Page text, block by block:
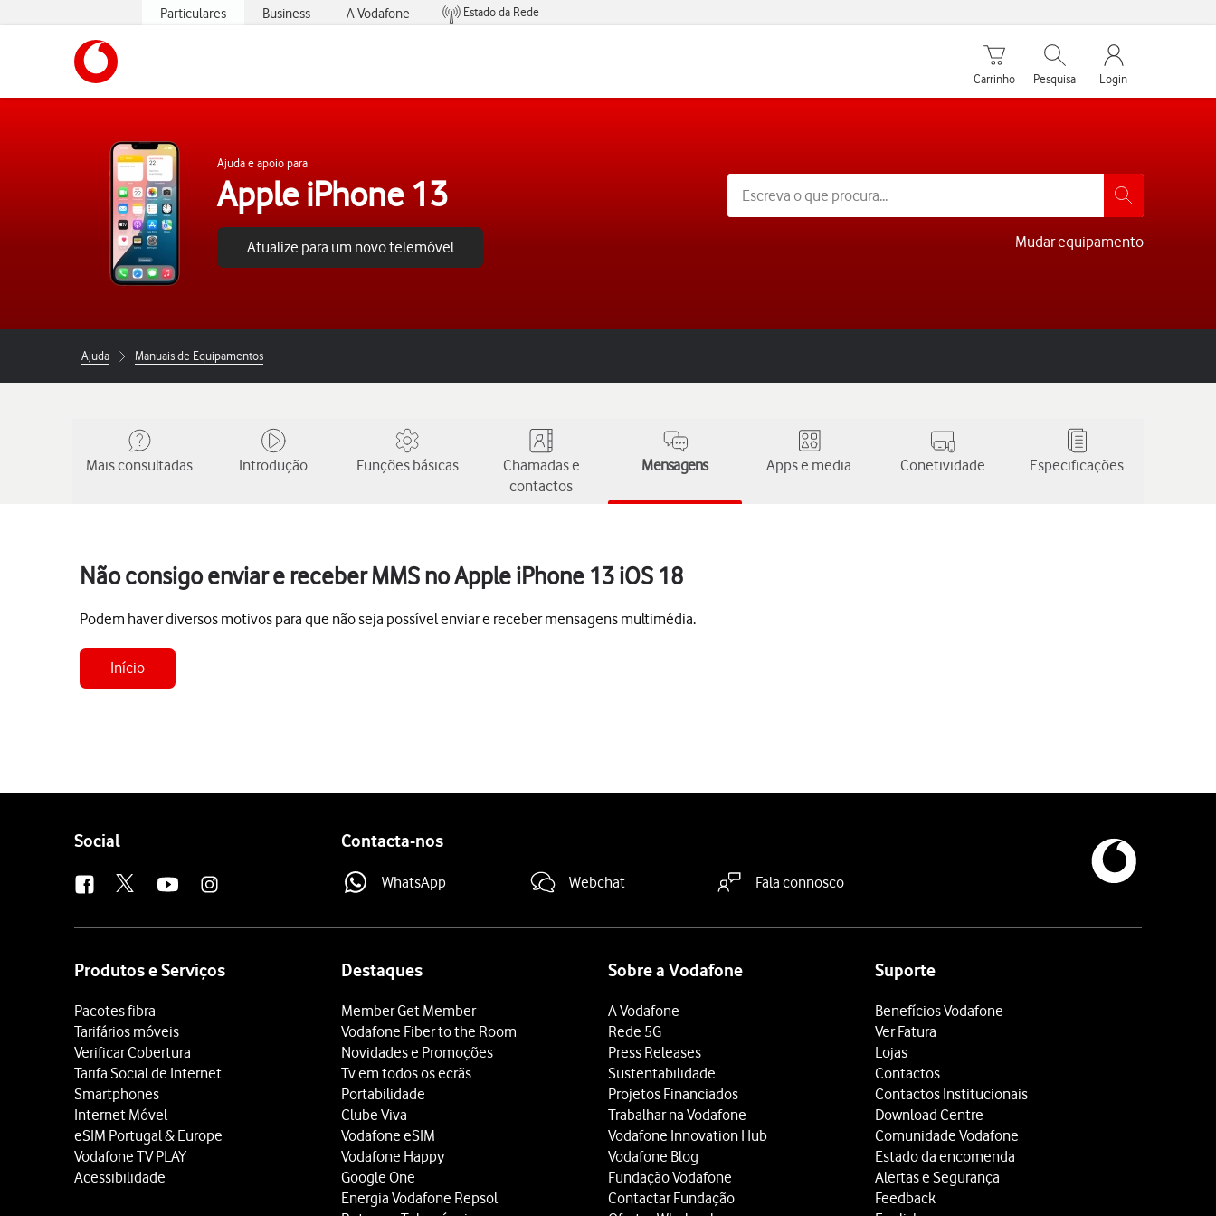
Particulares Business A Vodafone
Estado da Rede
Carrinho de compras
Carrinho
Pesquisar
Pesquisa
My Vodafone
Login
Ajuda e apoio para
Apple iPhone 13
Atualize para um novo telemóvel Mudar equipamento
Ajuda Manuais de Equipamentos
Mais consultadas Introdução Funções básicas
Chamadas e
contactos
Mensagens Apps e media Conetividade Especificações
Não consigo enviar e receber MMS no Apple iPhone 13 iOS 18
Podem haver diversos motivos para que não seja possível enviar e receber mensagens multimédia.
Início
Follow
Social Contacta-nos
WhatsApp Webchat Fala connosco
Produtos e Serviços
Pacotes fibra
Tarifários móveis
Verificar Cobertura
Tarifa Social de Internet
Smartphones
Internet Móvel
eSIM Portugal & Europe
Vodafone TV PLAY
Acessibilidade
Destaques
Member Get Member
Vodafone Fiber to the Room
Novidades e Promoções
Tv em todos os ecrãs
Portabilidade
Clube Viva
Vodafone eSIM
Vodafone Happy
Google One
Energia Vodafone Repsol
Sobre a Vodafone
A Vodafone
Rede 5G
Press Releases
Sustentabilidade
Projetos Financiados
Trabalhar na Vodafone
Vodafone Innovation Hub
Vodafone Blog
Fundação Vodafone
Contactar Fundação
Suporte
Benefícios Vodafone
Ver Fatura
Lojas
Contactos
Contactos Institucionais
Download Centre
Comunidade Vodafone
Estado da encomenda
Alertas e Segurança
Feedback